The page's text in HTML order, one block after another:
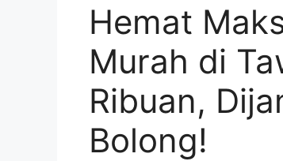
Hemat
Murah di
Ribuan,
Bolong!